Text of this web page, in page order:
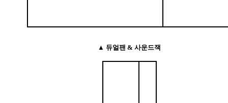
▲ 듀얼팬 & 사운드잭